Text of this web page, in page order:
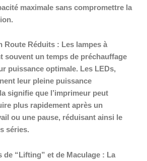
maximale sans compromettre la
Route Réduits : Les lampes à
souvent un temps de préchauffage
puissance optimale. Les LEDs,
leur pleine puissance
signifie que l’imprimeur peut
plus rapidement après un
ou une pause, réduisant ainsi le
séries.
de “Lifting” et de Maculage : La